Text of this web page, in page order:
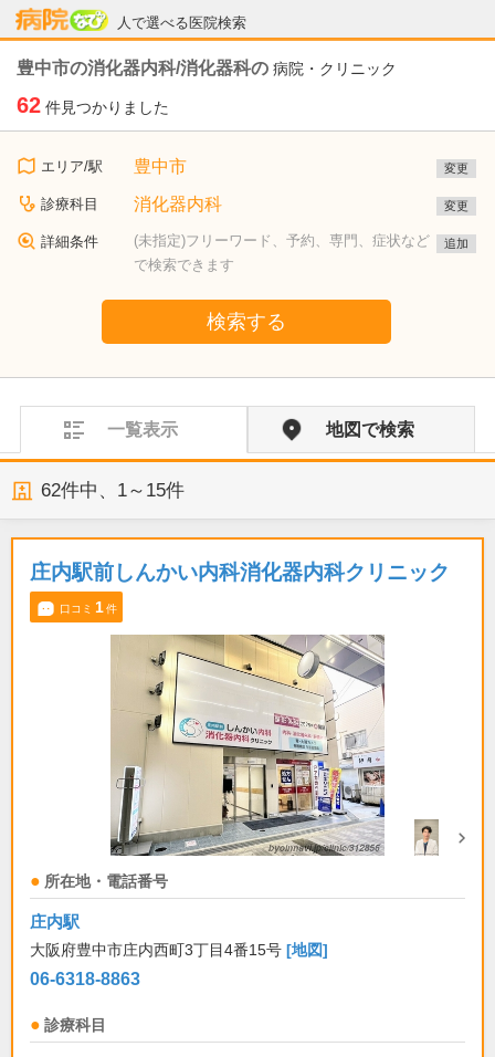
人で選べる医院検索
病院なび
豊中市の消化器内科/消化器科の 病院・クリニック
62 件見つかりました
エリア/駅 豊中市 変更
診療科目 消化器内科 変更
詳細条件
(未指定)フリーワード、予約、専門、症状など
で検索できます
追加
検索する
一覧表示 地図で検索
62件中、 1～15件
庄内駅前しんかい内科消化器内科クリニック
口コミ 1件
所在地・電話番号
庄内駅
大阪府豊中市庄内西町3丁目4番15号 [地図]
06-6318-8863
診療科目